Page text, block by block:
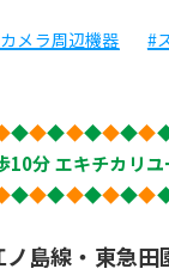
メラ周辺機器 #
◆◆◆◆◆◆◆◆
10分 エキチカリ
◆◆◆◆◆◆◆◆
島線・東急田